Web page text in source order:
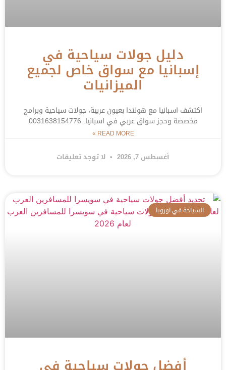
دليل جولات سياحية في
إسبانيا مع سواق خاص لجميع
الميزانيات
اكتشف اسبانيا مع هولندا بعيون عربية، جولات سياحية وبرامج
مخصصة وحجز سواق عربي في اسبانيا. 0031638154776
READ MORE »
أغسطس 7, 2026 لا توجد تعليقات
السياحة في اوروبا
أفضل جولات سياحية في